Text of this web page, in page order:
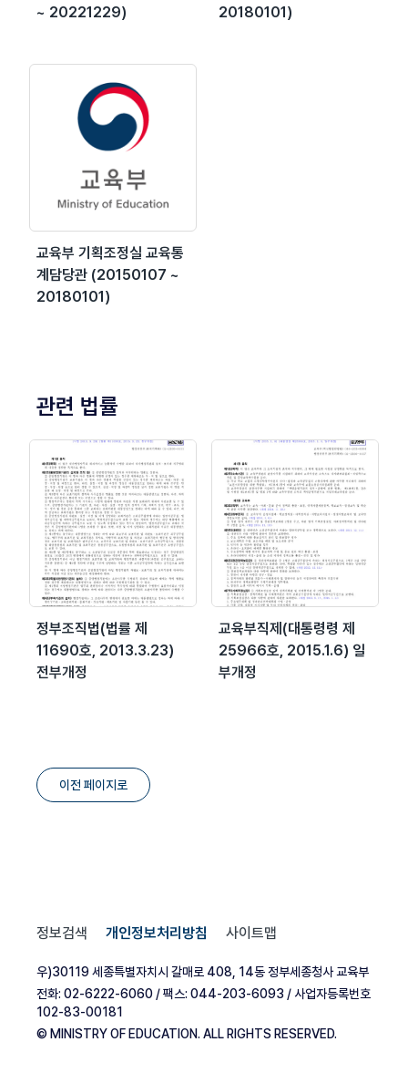
~ 20221229)
20180101)
교육부 기획조정실 교육통
계담당관 (20150107 ~
20180101)
관련 법률
정부조직법(법률 제
11690호, 2013.3.23)
전부개정
교육부직제(대통령령 제
25966호, 2015.1.6) 일
부개정
이전 페이지로
정보검색 개인정보처리방침 사이트맵
우)30119 세종특별자치시 갈매로 408, 14동 정부세종청사 교육부
전화: 02-6222-6060 / 팩스: 044-203-6093 / 사업자등록번호
102-83-00181
© MINISTRY OF EDUCATION. ALL RIGHTS RESERVED.